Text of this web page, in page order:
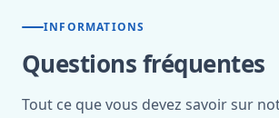
INFORMATIONS
Questions fréquentes
Tout ce que vous devez savoir sur